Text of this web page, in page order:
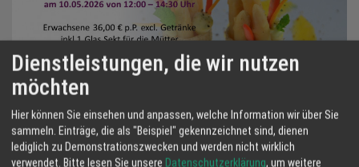
Muttertagsbuffet 10.05.2026
Dienstleistungen, die wir nutzen
möchten
Hier können Sie einsehen und anpassen, welche Information wir über Sie
sammeln. Einträge, die als "Beispiel" gekennzeichnet sind, dienen
lediglich zu Demonstrationszwecken und werden nicht wirklich
verwendet. Bitte lesen Sie unsere Datenschutzerklärung, um weitere